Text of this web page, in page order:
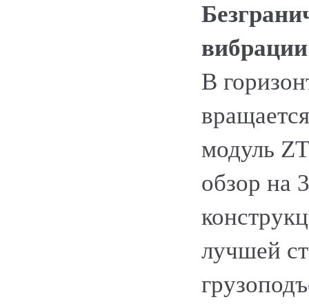
вибрации
В
модуль
обзор на
лучшей